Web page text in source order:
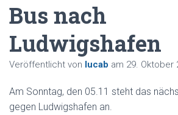
Bus nach
Ludwigshafen
Veröffentlicht von lucab am 29. Oktober
Am Sonntag, den 05.11 steht das
gegen Ludwigshafen an.